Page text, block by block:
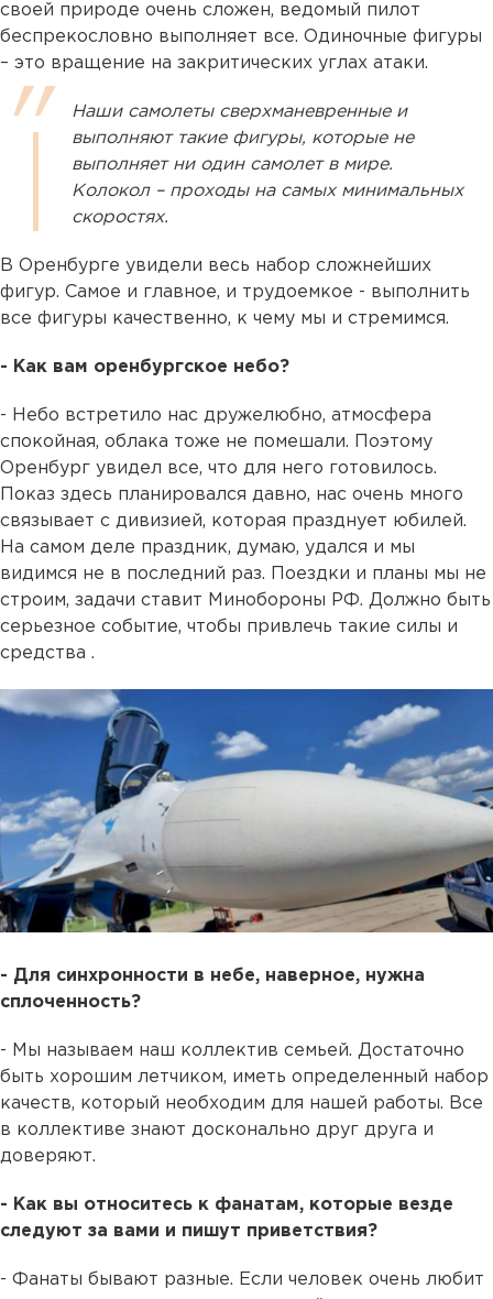
своей природе очень сложен, ведомый пилот
беспрекословно выполняет все. Одиночные фигуры
– это вращение на закритических углах атаки.
Наши самолеты сверхманевренные и
выполняют такие фигуры, которые не
выполняет ни один самолет в мире.
Колокол – проходы на самых минимальных
скоростях.
В Оренбурге увидели весь набор сложнейших
фигур. Самое и главное, и трудоемкое - выполнить
все фигуры качественно, к чему мы и стремимся.
- Как вам оренбургское небо?
- Небо встретило нас дружелюбно, атмосфера
спокойная, облака тоже не помешали. Поэтому
Оренбург увидел все, что для него готовилось.
Показ здесь планировался давно, нас очень много
связывает с дивизией, которая празднует юбилей.
На самом деле праздник, думаю, удался и мы
видимся не в последний раз. Поездки и планы мы не
строим, задачи ставит Минобороны РФ. Должно быть
серьезное событие, чтобы привлечь такие силы и
средства .
- Для синхронности в небе, наверное, нужна
сплоченность?
- Мы называем наш коллектив семьей. Достаточно
быть хорошим летчиком, иметь определенный набор
качеств, который необходим для нашей работы. Все
в коллективе знают досконально друг друга и
доверяют.
- Как вы относитесь к фанатам, которые везде
следуют за вами и пишут приветствия?
- Фанаты бывают разные. Если человек очень любит